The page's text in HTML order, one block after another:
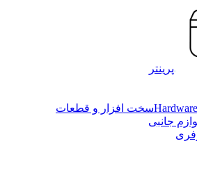
پرینتر
سخت افزار و قطعات
جانبی